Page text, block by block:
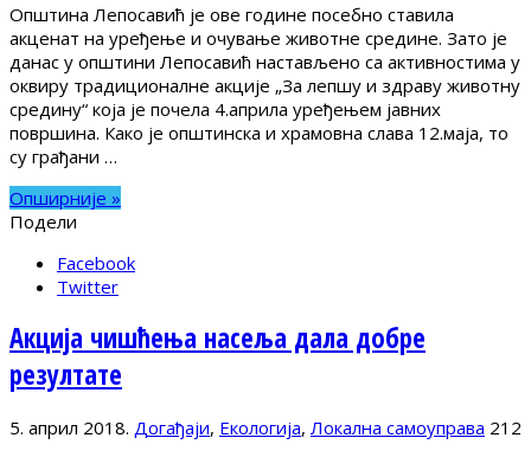
Општина Лепосавић је ове године посебно ставила
акценат на уређење и очување животне средине. Зато је
данас у општини Лепосавић настављено са активностима у
оквиру традиционалне акције „За лепшу и здраву животну
средину“ која је почела 4.априла уређењем јавних
површина. Како је општинска и храмовна слава 12.маја, то
су грађани …
Опширније »
Подели
Facebook
Twitter
Акција чишћења насеља дала добре
резултате
5. април 2018. Догађаји, Екологија, Локална самоуправа 212